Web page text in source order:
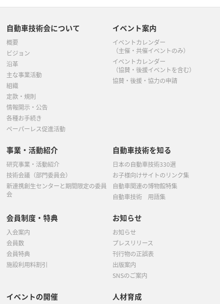
自動車技術会について
概要
ビジョン
沿革
主な事業活動
組織
定款・規則
情報開示・公告
各種お手続き
ペーパーレス促進活動
イベント案内
イベントカレンダー
（主催・共催イベントのみ）
イベントカレンダー
（協賛・後援イベントを含む）
協賛・後援・協力の申請
事業・活動紹介
研究事業・活動紹介
技術会議（部門委員会）
新連携創生センターと期間限定の委員
会
自動車技術を知る
日本の自動車技術330選
お子様向けサイトのリンク集
自動車関連の博物館特集
自動車技術 用語集
会員制度・特典
入会案内
会員数
会員特典
施設利用料割引
お知らせ
お知らせ
プレスリリース
刊行物の正誤表
出版案内
SNSのご案内
イベントの開催 人材育成